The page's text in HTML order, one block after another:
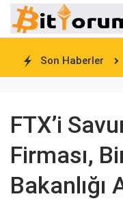
Son Haberler
FTX’i
Firması,
Bakanlığı